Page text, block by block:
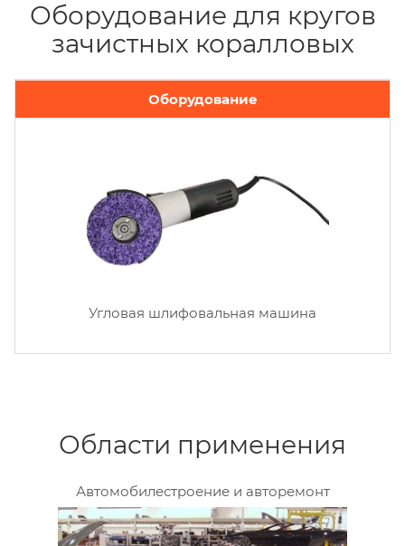
Оборудование для кругов
зачистных коралловых
Оборудование
Угловая шлифовальная машина
Области применения
Автомобилестроение и авторемонт